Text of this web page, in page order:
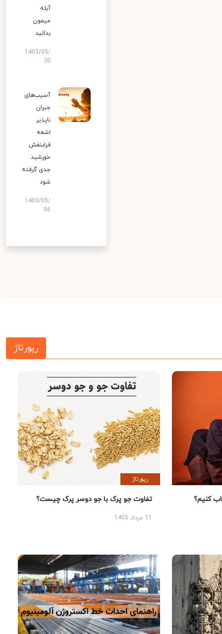
آبله
میمون
بدانید
1403/05/
30
آسیب‌های
جبران
ناپذیر
اشعه
فرابنفش
خورشید
جدی گرفته
شود
1403/05/
06
رپورتاژ
کنیم؟
رپورتاژ
تفاوت جو پرک با جو دوسر پرک چیست؟